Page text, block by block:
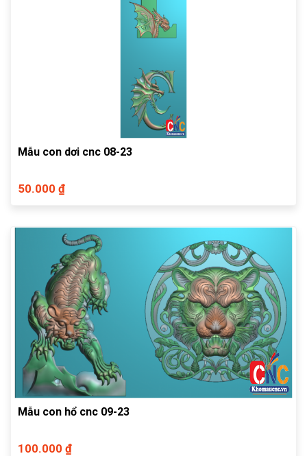
Mẫu con dơi cnc 08-23
50.000 ₫
Mẫu con hổ cnc 09-23
100.000 ₫